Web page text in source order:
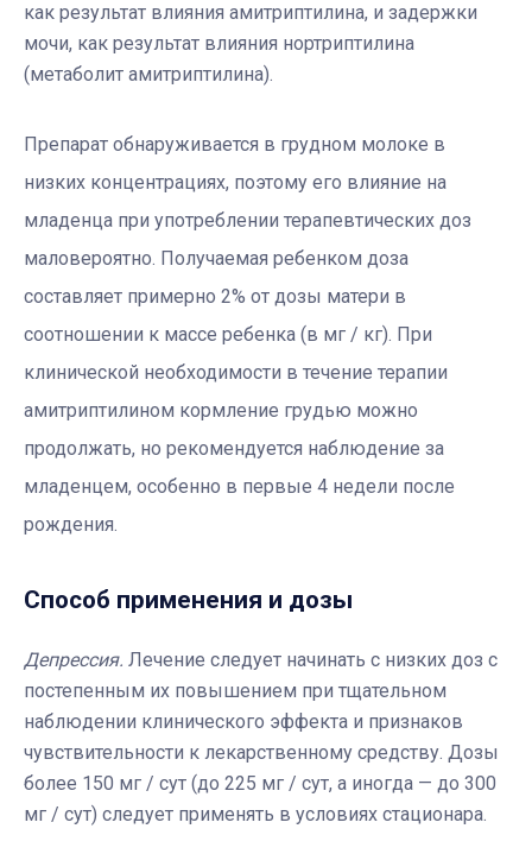
как результат влияния амитриптилина, и задержки
мочи, как результат влияния нортриптилина
(метаболит амитриптилина).
Препарат обнаруживается в грудном молоке в
низких концентрациях, поэтому его влияние на
младенца при употреблении терапевтических доз
маловероятно. Получаемая ребенком доза
составляет примерно 2% от дозы матери в
соотношении к массе ребенка (в мг / кг). При
клинической необходимости в течение терапии
амитриптилином кормление грудью можно
продолжать, но рекомендуется наблюдение за
младенцем, особенно в первые 4 недели после
рождения.
Способ применения и дозы
Депрессия. Лечение следует начинать с низких доз с
постепенным их повышением при тщательном
наблюдении клинического эффекта и признаков
чувствительности к лекарственному средству. Дозы
более 150 мг / сут (до 225 мг / сут, а иногда — до 300
мг / сут) следует применять в условиях стационара.